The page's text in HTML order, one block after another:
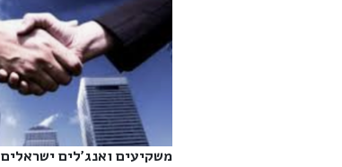
משקיעים ואנג'לים ישראלים‎